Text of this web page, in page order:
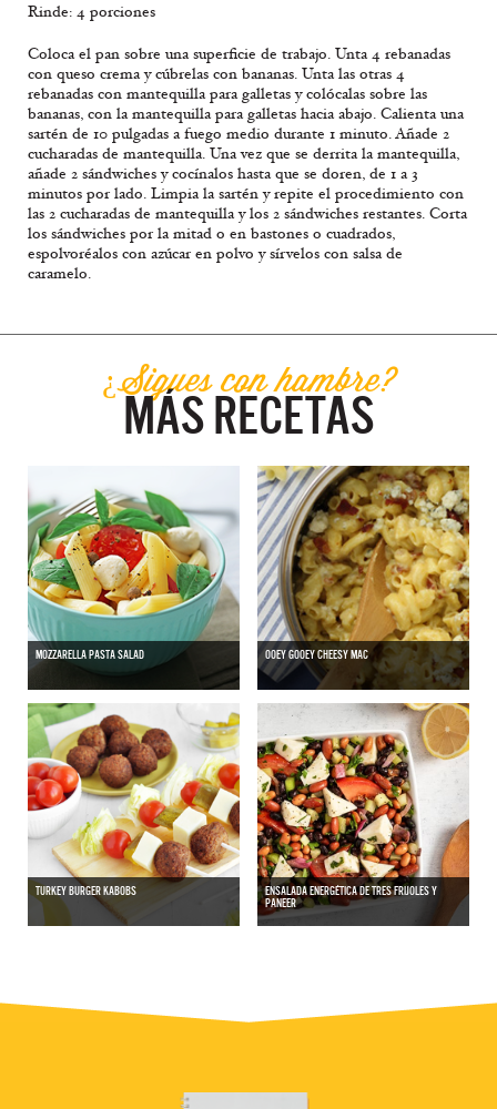
Rinde: 4 porciones
Coloca el pan sobre una superficie de trabajo. Unta 4 rebanadas
con queso crema y cúbrelas con bananas. Unta las otras 4
rebanadas con mantequilla para galletas y colócalas sobre las
bananas, con la mantequilla para galletas hacia abajo. Calienta una
sartén de 10 pulgadas a fuego medio durante 1 minuto. Añade 2
cucharadas de mantequilla. Una vez que se derrita la mantequilla,
añade 2 sándwiches y cocínalos hasta que se doren, de 1 a 3
minutos por lado. Limpia la sartén y repite el procedimiento con
las 2 cucharadas de mantequilla y los 2 sándwiches restantes. Corta
los sándwiches por la mitad o en bastones o cuadrados,
espolvoréalos con azúcar en polvo y sírvelos con salsa de
caramelo.
¿Sigues con hambre?
MÁS RECETAS
MOZZARELLA PASTA SALAD OOEY GOOEY CHEESY MAC
TURKEY BURGER KABOBS
ENSALADA ENERGÉTICA DE TRES FRIJOLES Y
PANEER